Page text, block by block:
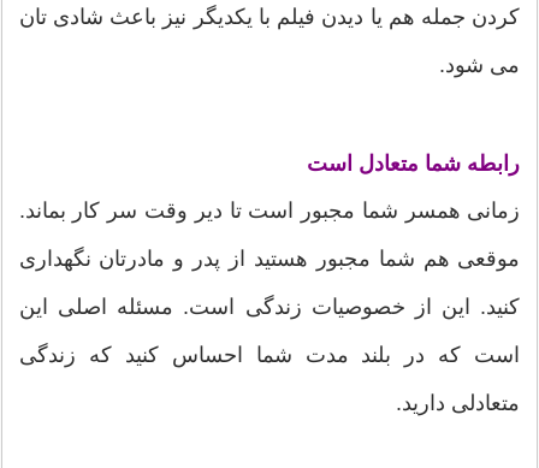
کردن جمله هم یا دیدن فیلم با یکدیگر نیز باعث شادی تان
می شود.
رابطه شما متعادل است
زمانی همسر شما مجبور است تا دیر وقت سر کار بماند.
موقعی هم شما مجبور هستید از پدر و مادرتان نگهداری
کنید. این از خصوصیات زندگی است. مسئله اصلی این
است که در بلند مدت شما احساس کنید که زندگی
متعادلی دارید.